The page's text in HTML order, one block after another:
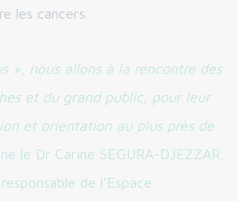
les cancers.
», nous allons à la rencontre des
et du grand public, pour leur
et orientation au plus près de
le Dr Carine SEGURA-DJEZZAR,
de l’Espace